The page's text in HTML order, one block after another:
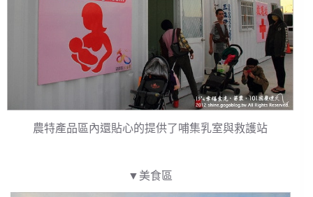
農特產品區內還貼心的提供了哺集乳室與救護站
▼美食區